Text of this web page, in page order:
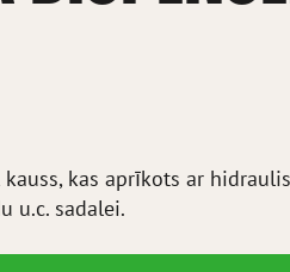
kas aprīkots ar
u.c. sadalei.